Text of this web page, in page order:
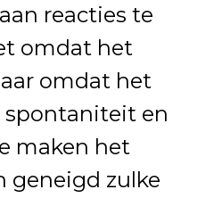
reacties te
omdat het
omdat het
spontaniteit en
maken het
geneigd zulke